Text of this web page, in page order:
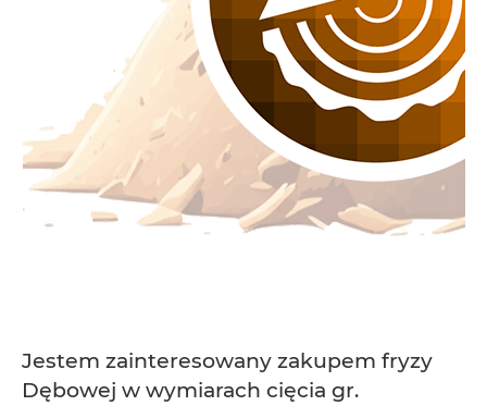
Jestem zainteresowany zakupem fryzy
Dębowej w wymiarach cięcia gr.